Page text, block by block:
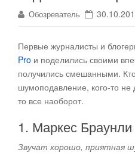
Обозреватель
Первые журналисты и
Pro и поделились своими
получились смешанными.
шумоподавление, кого-то не
то все наоборот.
1. Маркес Браунли
Звучат хорошо, приятная